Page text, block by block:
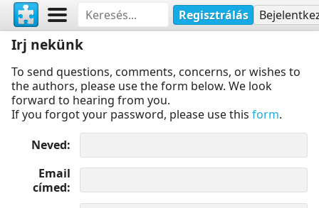
Regisztrálás
Irj nekünk
To send questions, comments, concerns, or wishes to
the authors, please use the form below. We look
forward to hearing from you.
If you forgot your password, please use this form.
Neved
Email
címed